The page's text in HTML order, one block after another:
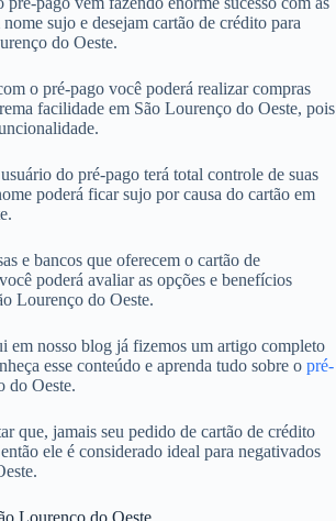
nome sujo e desejam cartão de crédito para
do Oeste.
o pré-pago você poderá realizar compras
facilidade em São Lourenço do Oeste, pois
do pré-pago terá total controle de suas
poderá ficar sujo por causa do cartão em
e bancos que oferecem o cartão de
poderá avaliar as opções e benefícios
Lourenço do Oeste.
em nosso blog já fizemos um artigo completo
esse conteúdo e aprenda tudo sobre o pré-
do Oeste.
que, jamais seu pedido de cartão de crédito
ele é considerado ideal para negativados
Lourenço do Oeste